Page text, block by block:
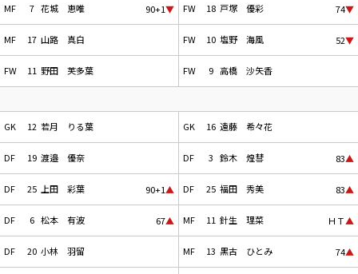
MF 7 花城 恵唯 90+1▼
MF 17 山路 真白
FW 11 野田 芙多葉
GK 12 若月 りる葉
DF 19 渡邉 優奈
DF 25 上田 彩葉 90+1▲
DF 6 松本 有波 67▲
DF 20 小林 羽留
FW 18 戸塚 優彩 74▼
FW 10 塩野 海風 52▼
FW 9 高橋 沙矢香
GK 16 遠藤 希々花
DF 3 鈴木 煌彗 83▲
DF 25 福田 秀美 83▲
MF 11 針生 理菜 ＨＴ▲
MF 13 黒古 ひとみ 74▲